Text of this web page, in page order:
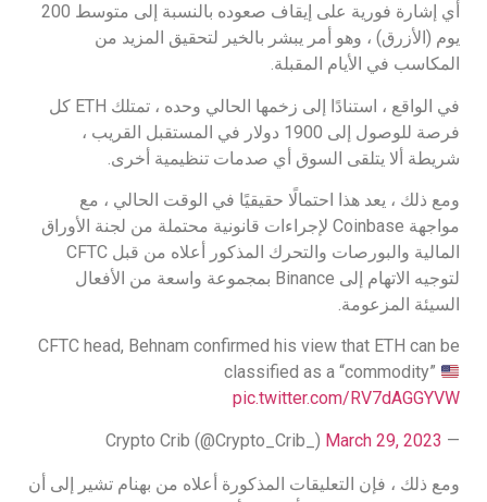
أي إشارة فورية على إيقاف صعوده بالنسبة إلى متوسط 200
يوم (الأزرق) ، وهو أمر يبشر بالخير لتحقيق المزيد من
المكاسب في الأيام المقبلة.
في الواقع ، استنادًا إلى زخمها الحالي وحده ، تمتلك ETH كل
فرصة للوصول إلى 1900 دولار في المستقبل القريب ،
شريطة ألا يتلقى السوق أي صدمات تنظيمية أخرى.
ومع ذلك ، يعد هذا احتمالًا حقيقيًا في الوقت الحالي ، مع
مواجهة Coinbase لإجراءات قانونية محتملة من لجنة الأوراق
المالية والبورصات والتحرك المذكور أعلاه من قبل CFTC
لتوجيه الاتهام إلى Binance بمجموعة واسعة من الأفعال
السيئة المزعومة.
CFTC head, Behnam confirmed his view that ETH can be
classified as a “commodity”
pic.twitter.com/RV7dAGGYVW
— Crypto Crib (@Crypto_Crib_)
March 29, 2023
ومع ذلك ، فإن التعليقات المذكورة أعلاه من بهنام تشير إلى أن